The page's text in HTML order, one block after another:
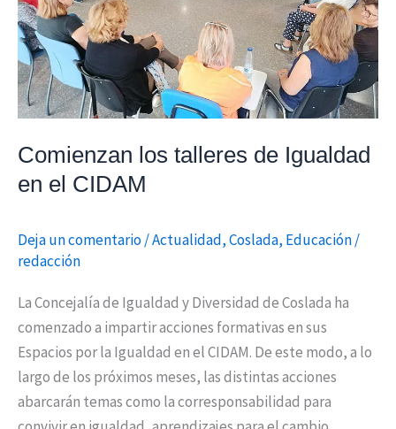
Comienzan los talleres de Igualdad
en el CIDAM
Deja un comentario/Actualidad,Coslada, Educación/
redacción
La Concejalía de Igualdad y Diversidad de Coslada ha
comenzado a impartir acciones formativas en sus
Espacios por la Igualdad en el CIDAM. De este modo, a lo
largo de los próximos meses, las distintas acciones
abarcarán temas como la corresponsabilidad para
Igualdad
en
el
CIDAM